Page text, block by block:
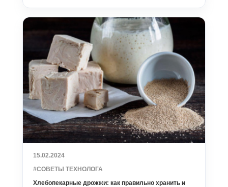
15.02.2024
#СОВЕТЫ ТЕХНОЛОГА
Хлебопекарные дрожжи: как правильно хранить и